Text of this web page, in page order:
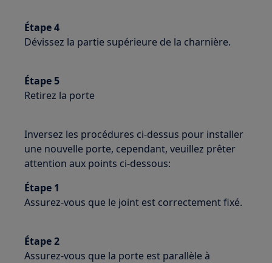
Étape 4
Dévissez la partie supérieure de la charnière.
Étape 5
Retirez la porte
Inversez les procédures ci-dessus pour installer
une nouvelle porte, cependant, veuillez prêter
attention aux points ci-dessous:
Étape 1
Assurez-vous que le joint est correctement fixé.
Étape 2
Assurez-vous que la porte est parallèle à